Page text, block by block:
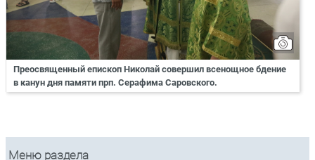
Преосвященный епископ Николай совершил всенощное бдение
в канун дня памяти прп. Серафима Саровского.
Меню раздела